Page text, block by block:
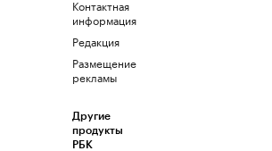
Контактная
информация
Редакция
Размещение
рекламы
Другие
продукты
РБК